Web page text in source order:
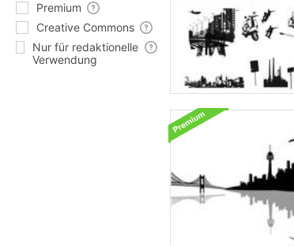
Premium
Creative Commons
Nur für redaktionelle
Verwendung